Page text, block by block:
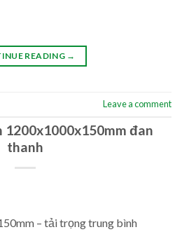
READING →
Leave a comment
đan
thanh
– tải trọng trung bình